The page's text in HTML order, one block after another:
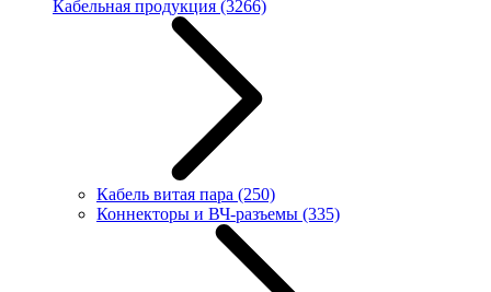
Кабельная продукция (3266)
Кабель витая пара (250)
Коннекторы и ВЧ-разъемы (335)